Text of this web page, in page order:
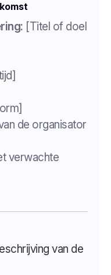
[Titel of doel
de organisator
verwachte
van de